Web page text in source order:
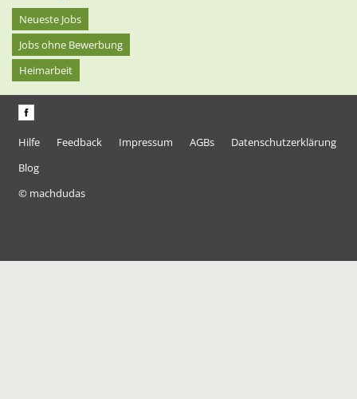
Neueste Jobs
Jobs ohne Bewerbung
Heimarbeit
Hilfe Feedback Impressum AGBs
Datenschutzerklärung
Blog
© machdudas